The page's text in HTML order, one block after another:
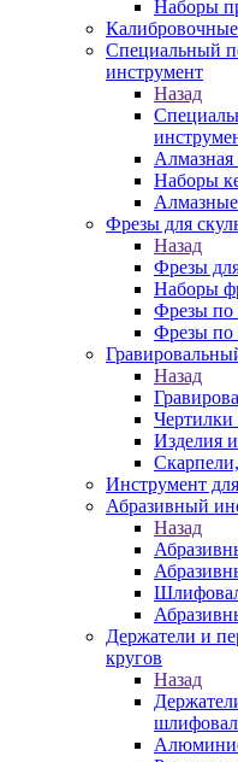
Наборы
Специальный
инструмент
Назад
Алмазная
Наборы
Фрезы для
Назад
Фрезы
Наборы
Фрезы по
Фрезы по
Назад
Изделия
Инструмент
Абразивный
Назад
Держатели и
кругов
Назад